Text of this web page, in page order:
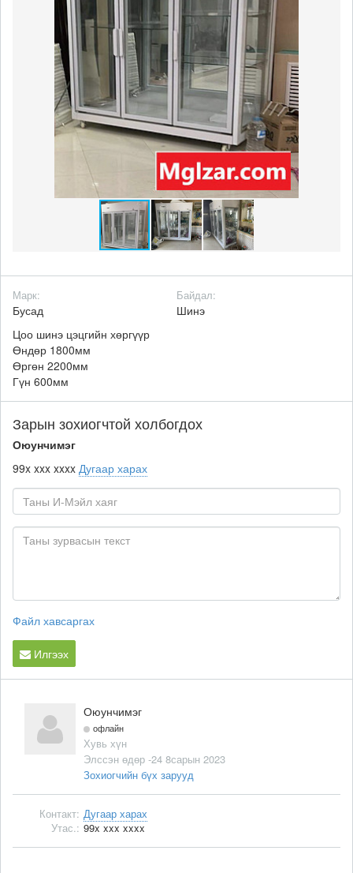
Марк:
Бусад
Байдал:
Шинэ
Цоо шинэ цэцгийн хөргүүр
Өндөр 1800мм
Өргөн 2200мм
Гүн 600мм
Зарын зохиогчтой холбогдох
Оюунчимэг
99x xxx xxxx Дугаар харах
Файл хавсаргах
Илгээх
Оюунчимэг
офлайн
Хувь хүн
Элссэн өдөр -24 8сарын 2023
Зохиогчийн бүх зарууд
Контакт: Дугаар харах
Утас.: 99x xxx xxxx